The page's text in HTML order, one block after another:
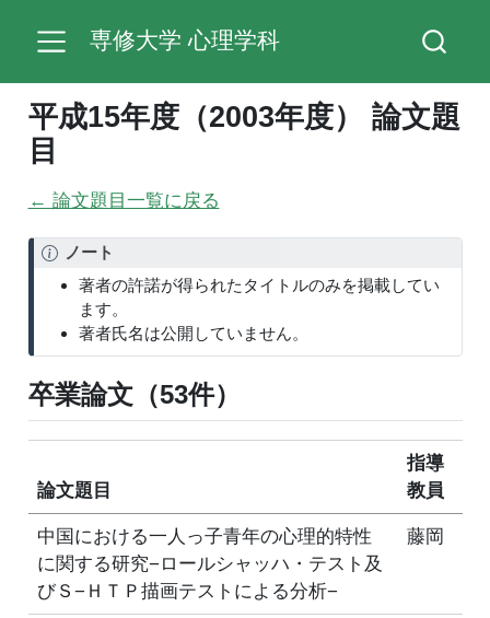
専修大学 心理学科
平成15年度（2003年度） 論文題
目
← 論文題目一覧に戻る
ノート
著者の許諾が得られたタイトルのみを掲載してい
ます。
著者氏名は公開していません。
卒業論文（53件）
論文題目
指導
教員
中国における一人っ子青年の心理的特性
に関する研究−ロールシャッハ・テスト及
びＳ−ＨＴＰ描画テストによる分析−
藤岡